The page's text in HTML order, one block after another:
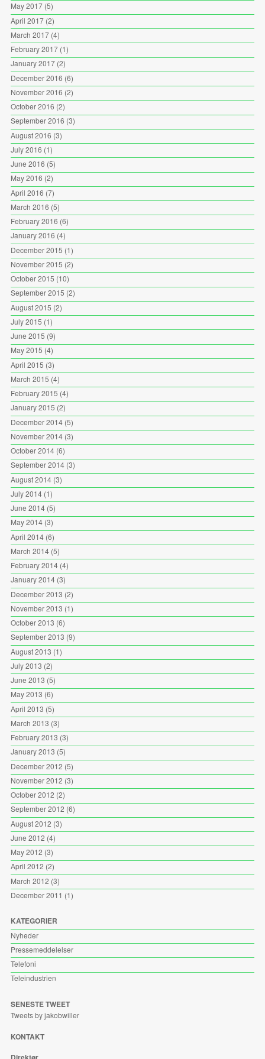
May 2017(5)
April 2017(2)
March 2017(4)
February 2017(1)
January 2017(2)
December 2016 (6)
November 2016 (2)
October 2016 (2)
September 2016 (3)
August 2016 (3)
July 2016 (1)
June 2016 (5)
May 2016 (2)
April 2016 (7)
March 2016 (5)
February 2016 (6)
January 2016 (4)
December 2015 (1)
November 2015 (2)
October 2015 (10)
September 2015 (2)
August 2015 (2)
July 2015 (1)
June 2015 (9)
May 2015 (4)
April 2015 (3)
March 2015 (4)
February 2015 (4)
January 2015 (2)
December 2014(5)
November 2014(3)
October 2014(6)
September 2014(3)
August 2014(3)
July 2014(1)
June 2014(5)
May 2014(3)
April 2014(6)
March 2014(5)
February 2014(4)
January 2014(3)
December 2013 (2)
November 2013 (1)
October 2013 (6)
September 2013 (9)
August 2013 (1)
July 2013 (2)
June 2013 (5)
May 2013 (6)
April 2013 (5)
March 2013 (3)
February 2013 (3)
January 2013 (5)
December 2012 (5)
November 2012 (3)
October 2012 (2)
September 2012 (6)
August 2012 (3)
June 2012 (4)
May 2012 (3)
April 2012 (2)
March 2012 (3)
December 2011 (1)
KATEGORIER
Nyheder
Pressemeddelelser
Telefoni
Teleindustrien
SENESTE TWEET
Tweets by jakobwiller
KONTAKT